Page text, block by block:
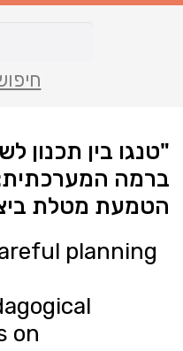
"טנגו בין תכנון
ברמה
הטמעת מטלת
planning
on